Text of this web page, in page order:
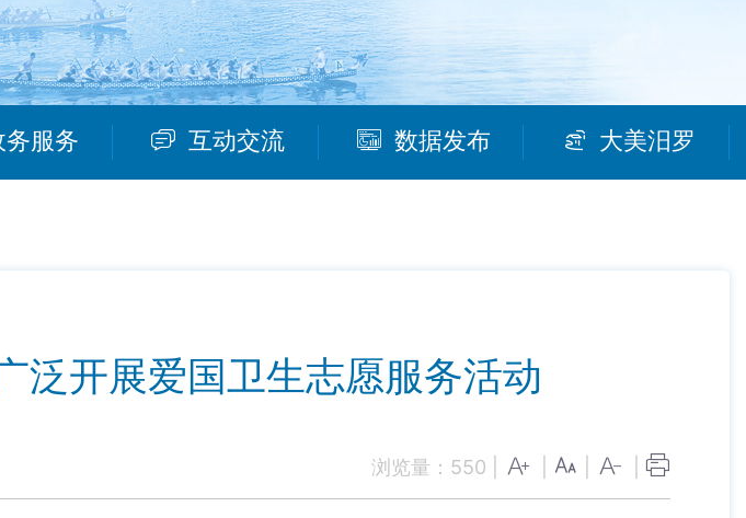
务服务 互动交流 数据发布 大美汨罗
泛开展爱国卫生志愿服务活动
浏览量： 550